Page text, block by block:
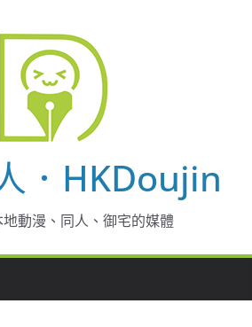
．HKDoujin
動漫、同人、御宅的媒體